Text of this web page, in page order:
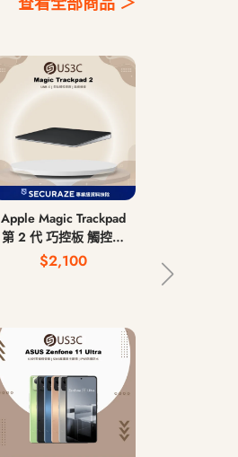
Apple Magic Trackpad
第 2 代 巧控板 觸控板
USB-C
$2,100